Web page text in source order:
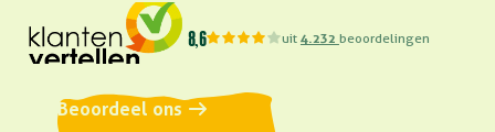
8,6 uit 4.232 beoordelingen
Beoordeel ons